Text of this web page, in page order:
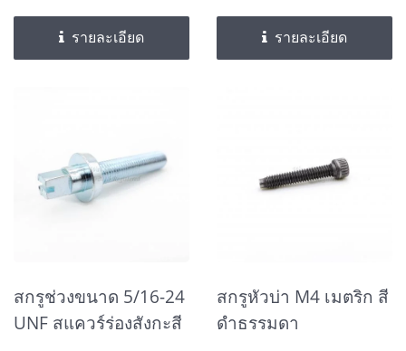
รายละเอียด รายละเอียด
สกรูช่วงขนาด 5/16-24
UNF สแควร์ร่องสังกะสี
สกรูหัวบ่า M4 เมตริก สี
ดำธรรมดา